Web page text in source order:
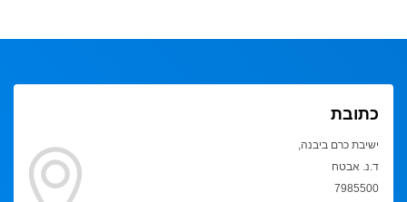
כתובת
ישיבת כרם ביבנה,
ד.נ. אבטח
7985500